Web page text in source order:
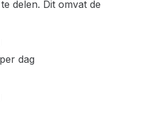
delen. Dit omvat de
dag